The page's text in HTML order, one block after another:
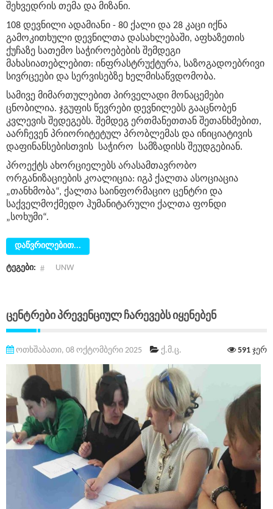
შეხვედრის თემა და მიზანი.
108 დევნილი ადამიანი - 80 ქალი და 28 კაცი იქნა
გამოკითხული დევნილთა დასახლებაში, აფხაზეთის
ქუჩაზე სათემო საჭიროებების შემდეგი
მახასიათებლებით: ინფრასტრუქტურა, საზოგადოებრივი
სივრცეები და სერვისებზე ხელმისაწვდომობა.
სამივე მიმართულებით პირველადი მონაცემები
ცნობილია. ჯგუფის წევრები დევნილებს გააცნობენ
კვლევის შედეგებს. შემდეგ ერთმანეთთან შეთანხმებით,
აარჩევენ პრიორიტეტულ პრობლემას და ინიციატივის
დაფინანსებისთვის საჭირო სამზადისს შეუდგებიან.
პროექტს ახორციელებს არასამთავრობო
ორგანიზაციების კოალიცია: იგპ ქალთა ასოციაცია
„თანხმობა“, ქალთა საინფორმაციო ცენტრი და
საქველმოქმედო ჰუმანიტარული ქალთა ფონდი
„სოხუმი“.
დაწვრილებით...
ტეგები: UNW
Ცენტრები Პრევენციულ Ჩარევებს Იყენებენ
ოთხშაბათი, 08 ოქტომბერი 2025 ქ.მ.ც. 591 ჯერ